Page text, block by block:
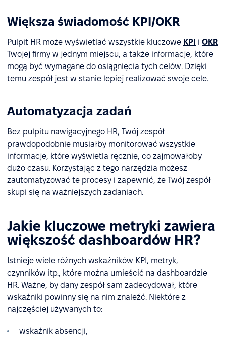
Większa świadomość KPI/OKR
Pulpit HR może wyświetlać wszystkie kluczowe KPI i OKR
Twojej firmy w jednym miejscu, a także informacje, które
mogą być wymagane do osiągnięcia tych celów. Dzięki
temu zespół jest w stanie lepiej realizować swoje cele.
Automatyzacja zadań
Bez pulpitu nawigacyjnego HR, Twój zespół
prawdopodobnie musiałby monitorować wszystkie
informacje, które wyświetla ręcznie, co zajmowałoby
dużo czasu. Korzystając z tego narzędzia możesz
zautomatyzować te procesy i zapewnić, że Twój zespół
skupi się na ważniejszych zadaniach.
Jakie kluczowe metryki zawiera
większość dashboardów HR?
Istnieje wiele różnych wskaźników KPI, metryk,
czynników itp., które można umieścić na dashboardzie
HR. Ważne, by dany zespół sam zadecydował, które
wskaźniki powinny się na nim znaleźć. Niektóre z
najczęściej używanych to:
wskaźnik absencji,